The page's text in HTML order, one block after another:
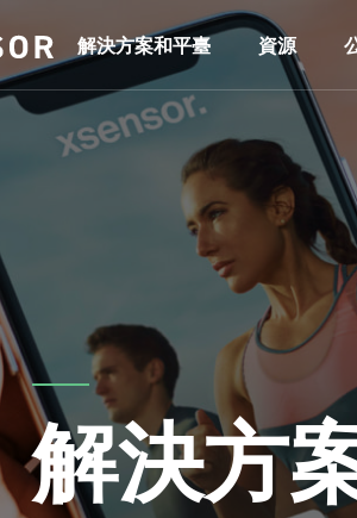
解決方案和平臺 資源
解決方